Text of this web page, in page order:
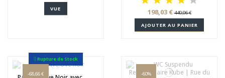
VUE 198,03 €440,06 €
AJOUTER AU PANIER
-68,66 €
Rupture de Stock
-60%